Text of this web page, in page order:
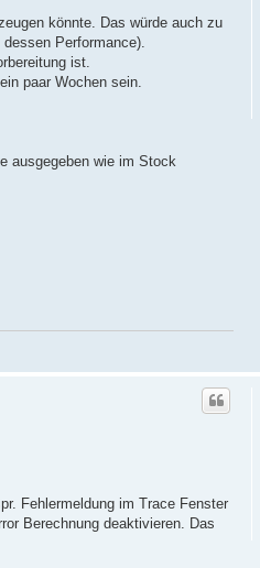
könnte. Das würde auch zu
Performance).
ist.
paar Wochen sein.
ausgegeben wie im Stock
Fehlermeldung im Trace Fenster
Berechnung deaktivieren. Das